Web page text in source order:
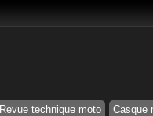
Revue technique moto Casque